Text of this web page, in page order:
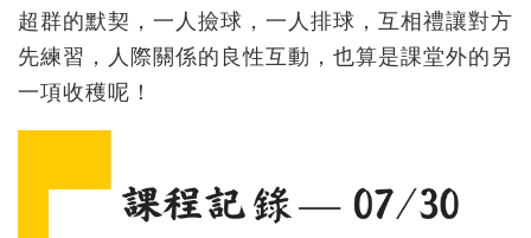
超群的默契，一人撿球，一人排球，互相禮讓對方
先練習，人際關係的良性互動，也算是課堂外的另
一項收穫呢！